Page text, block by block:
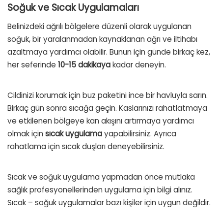
Soğuk ve Sıcak Uygulamaları
Belinizdeki ağrılı bölgelere düzenli olarak uygulanan
soğuk, bir yaralanmadan kaynaklanan ağrı ve iltihabı
azaltmaya yardımcı olabilir. Bunun için günde birkaç kez,
her seferinde 10-15 dakikayakadar deneyin.
Cildinizi korumak için buz paketini ince bir havluyla sarın.
Birkaç gün sonra sıcağa geçin. Kaslarınızı rahatlatmaya
ve etkilenen bölgeye kan akışını artırmaya yardımcı
olmak için sıcak uygulamayapabilirsiniz. Ayrıca
rahatlama için sıcak duşları deneyebilirsiniz.
Sıcak ve soğuk uygulama yapmadan önce mutlaka
sağlık profesyonellerinden uygulama için bilgi alınız.
Sıcak – soğuk uygulamalar bazı kişiler için uygun değildir.